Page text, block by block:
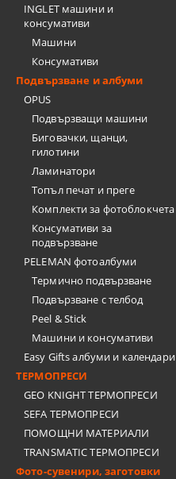
INGLET машини и
консумативи
Машини
Консумативи
Подвързване и албуми
OPUS
Подвързващи машини
Биговачки, щанци,
гилотини
Ламинатори
Топъл печат и преге
Комплекти за фотоблокчета
Консумативи за
подвързване
PELEMAN фотоалбуми
Термично подвързване
Подвързване с телбод
Peel & Stick
Машини и консумативи
Easy Gifts албуми и календари
ТЕРМОПРЕСИ
GEO KNIGHT ТЕРМОПРЕСИ
SEFA ТЕРМОПРЕСИ
ПОМОЩНИ МАТЕРИАЛИ
TRANSMATIC ТЕРМОПРЕСИ
Фото-сувенири, заготовки